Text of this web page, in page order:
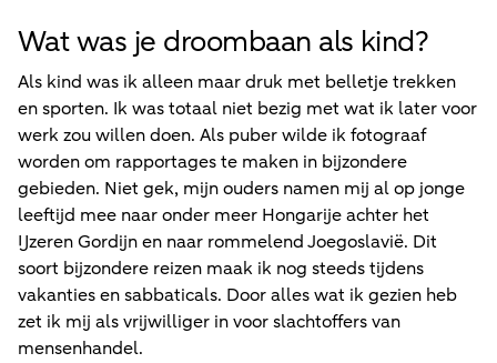
Wat was je droombaan als kind?
Als kind was ik alleen maar druk met belletje trekken
en sporten. Ik was totaal niet bezig met wat ik later voor
werk zou willen doen. Als puber wilde ik fotograaf
worden om rapportages te maken in bijzondere
gebieden. Niet gek, mijn ouders namen mij al op jonge
leeftijd mee naar onder meer Hongarije achter het
IJzeren Gordijn en naar rommelend Joegoslavië. Dit
soort bijzondere reizen maak ik nog steeds tijdens
vakanties en sabbaticals. Door alles wat ik gezien heb
zet ik mij als vrijwilliger in voor slachtoffers van
mensenhandel.